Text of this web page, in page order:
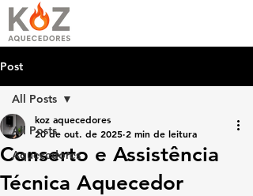
Post
All Posts
Aquecedores
All Posts
Conserto e Assistência
Técnica Aquecedor
koz aquecedores
20 de out. de 2025 2 min de leitura